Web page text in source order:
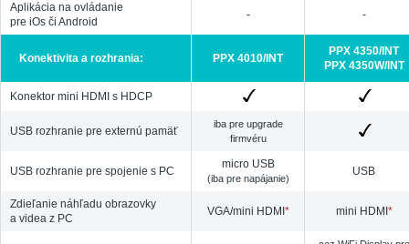
Aplikácia na ovládanie
pre iOs či Android
- -
Konektivita a rozhrania: PPX 4010/INT
PPX 4350/INT
PPX 4350W/INT
Konektor mini HDMI s HDCP
USB rozhranie pre externú pamäť
iba pre upgrade
firmvéru
USB rozhranie pre spojenie s PC
micro USB
(iba pre napájanie)
USB
Zdieľanie náhľadu obrazovky
a videa z PC
VGA/mini HDMI * mini HDMI *